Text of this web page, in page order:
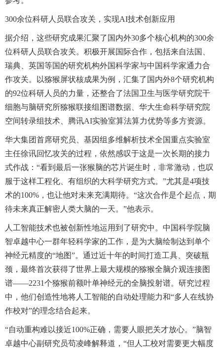
300余位科研人员联合攻关，实现AI技术创新应用
据介绍，这些研究成果汇聚了国内外30多个核心机构的300余
位科研人员联合攻关。积极开展国际合作，包括来自法国、
瑞典、英国等国的研究机构外国科学家与中国科学家通力合
作攻关。以猕猴屏状核成果为例，汇集了国内外8个研究机构
的92位科研人员的力量，还整合了法国卫生与医学研究院干
细胞与脑研究所猕猴联接组图谱数据、华大生命科学研究院
空间转录组技术、腾讯AI实验室算法算力优势等多方资源。
华大集团首席研究员、基因组多维解析技术全国重点实验室
主任徐讯回忆攻关的过程，依然感叹于这是一次长期的接力
式作战：“看到最后一张猴脑的芯片诞生时，非常激动，也叹
服于这样工程化、有组织的大科学研究方式。”尤其是4项技
术的100%，也让他对未来充满期待。“这次合作是个起点，期
待未来真正解密人类大脑的一天。”他表示。
人工智能技术也被创新性地运用到了研究中。中国科学院脑
智卓越中心一群年轻科学家的工作，是为大脑绘制达到单个
神经元精度的“地图”。通过近十年的时间打造工具、突破瓶
颈，最终首次获得了世界上最大规模的猕猴全脑介观连接图
谱——2231个猕猴前额叶单神经元的全脑投射谱。研究过程
中，他们创造性地将人工智能的自动处理能力和“多人在线协
作校对”的理念结合起来。
“自动重构难以接近100%正确，需要人眼把关才放心。”脑智
卓越中心副研究员苟凌峰解释道，“但人工校对需要更大幅度